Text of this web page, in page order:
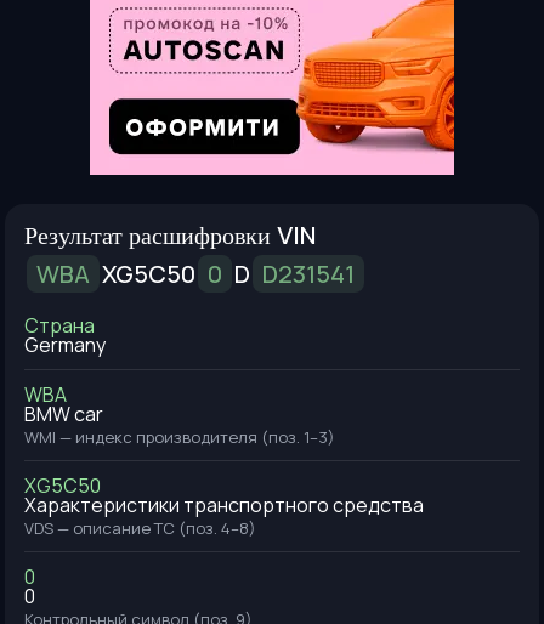
Результат расшифровки VIN
WBA XG5C50 0 D D231541
Страна
Germany
WBA
BMW car
WMI — индекс производителя (поз. 1–3)
XG5C50
Характеристики транспортного средства
VDS — описание ТС (поз. 4–8)
0
0
Контрольный символ (поз. 9)